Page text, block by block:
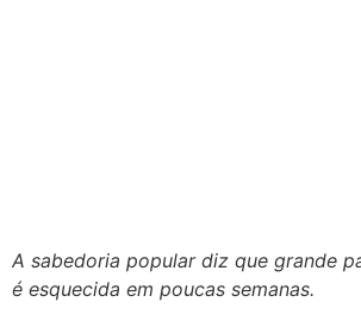
A sabedoria popular diz que grande
é esquecida em poucas semanas.